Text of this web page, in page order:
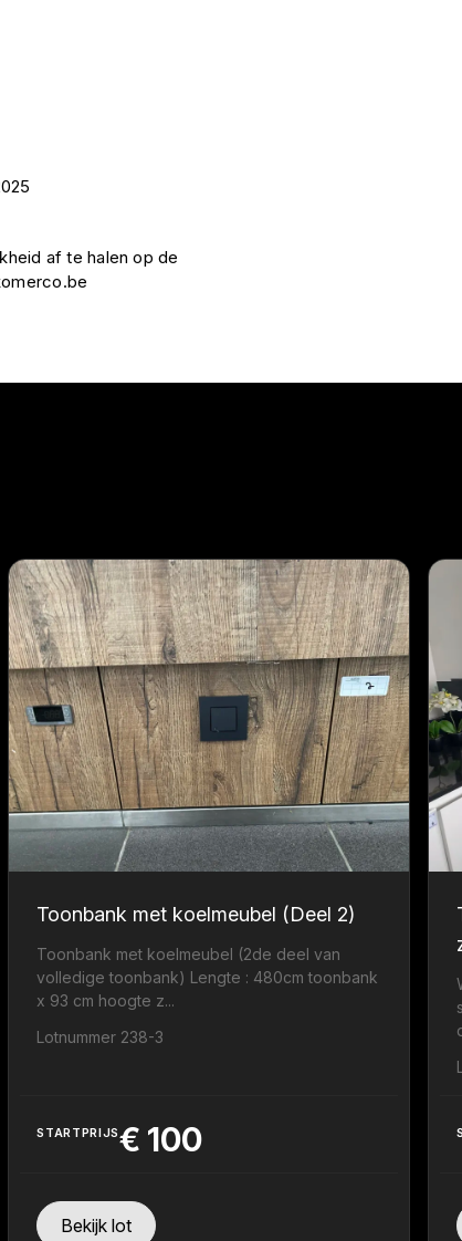
af te halen op de
Toonbank met koelmeubel (Deel 2)
Toonbank met koelmeubel (2de deel van
volledige toonbank) Lengte : 480cm toonbank
x 93 cm hoogte z...
Lotnummer 238-3
STARTPRIJS€ 100
Bekijk lot